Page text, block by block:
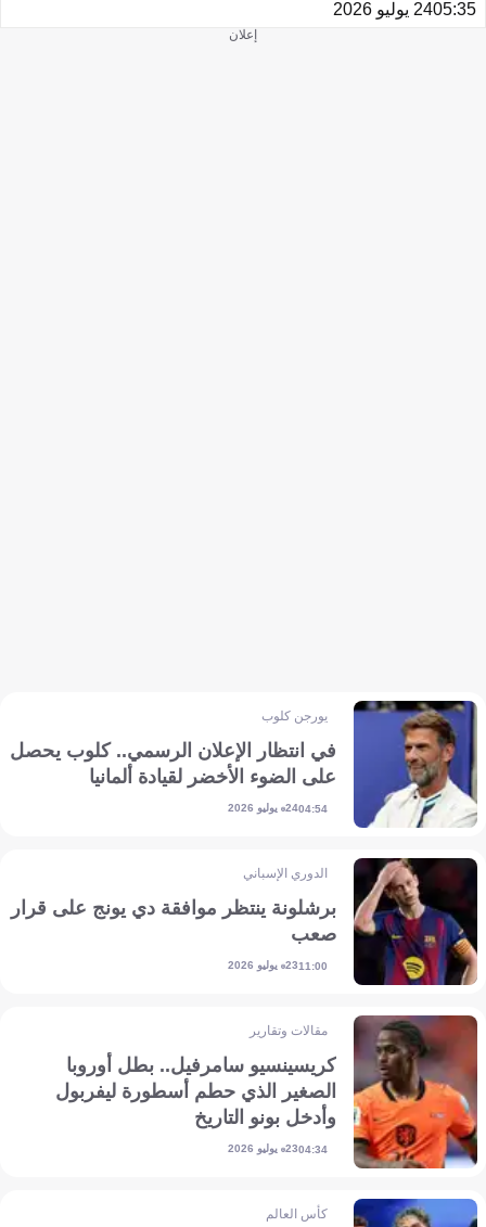
05:3524 يوليو 2026
إعلان
يورجن كلوب
في انتظار الإعلان الرسمي.. كلوب يحصل
على الضوء الأخضر لقيادة ألمانيا
04:5424 يوليو 2026
الدوري الإسباني
برشلونة ينتظر موافقة دي يونج على قرار
صعب
11:0023 يوليو 2026
مقالات وتقارير
كريسينسيو سامرفيل.. بطل أوروبا
الصغير الذي حطم أسطورة ليفربول
وأدخل بونو التاريخ
04:3423 يوليو 2026
كأس العالم